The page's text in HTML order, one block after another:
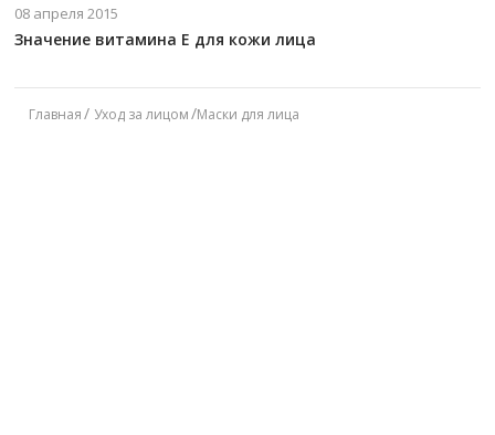
08 апреля 2015
Значение витамина Е для кожи лица
Главная Уход за лицом Маски для лица